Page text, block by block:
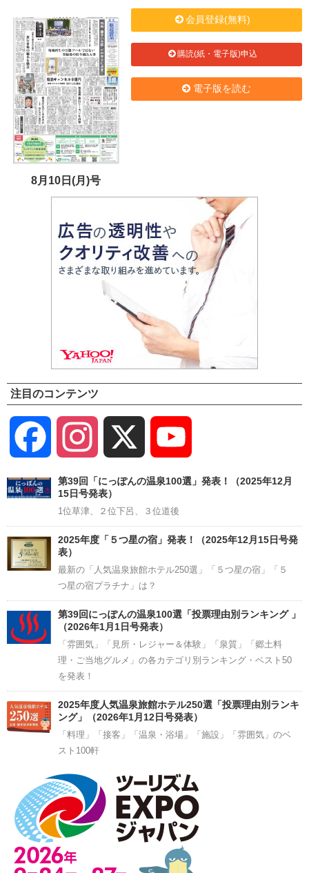
8月10日(月)号
会員登録(無料)
購読(紙・電子版)申込
電子版を読む
注目のコンテンツ
Facebook Instagram
Channel
第39回「にっぽんの温泉100選」発表！（2025年12月
15日号発表）
1位草津、２位下呂、３位道後
2025年度「５つ星の宿」発表！（2025年12月15日号発
表）
最新の「人気温泉旅館ホテル250選」「５つ星の宿」「５
つ星の宿プラチナ」は？
第39回にっぽんの温泉100選「投票理由別ランキング 」
（2026年1月1日号発表）
「雰囲気」「見所・レジャー＆体験」「泉質」「郷土料
理・ご当地グルメ」の各カテゴリ別ランキング・ベスト50
を発表！
2025年度人気温泉旅館ホテル250選「投票理由別ランキ
ング」（2026年1月12日号発表）
「料理」「接客」「温泉・浴場」「施設」「雰囲気」のベ
スト100軒